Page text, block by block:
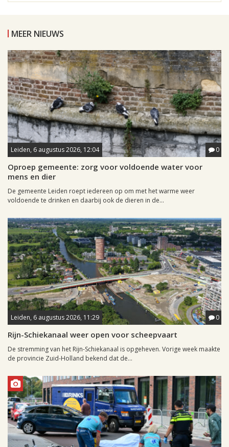
MEER NIEUWS
Leiden, 6 augustus 2026, 12:04 0
Oproep gemeente: zorg voor voldoende water voor
mens en dier
De gemeente Leiden roept iedereen op om met het warme weer
voldoende te drinken en daarbij ook de dieren in de...
Leiden, 6 augustus 2026, 11:29 0
Rijn-Schiekanaal weer open voor scheepvaart
De stremming van het Rijn-Schiekanaal is opgeheven. Vorige week maakte
de provincie Zuid-Holland bekend dat de...